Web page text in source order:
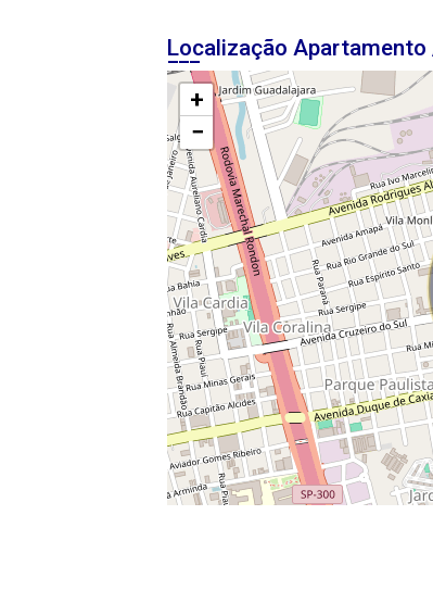
Localização Apartamento
+
−